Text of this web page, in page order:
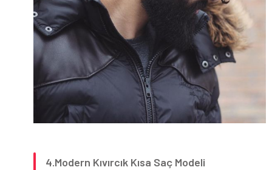
4.Modern Kıvırcık Kısa Saç Modeli